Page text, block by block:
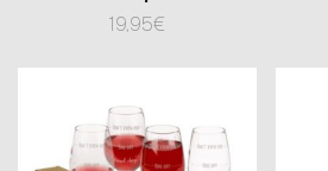
19,95€